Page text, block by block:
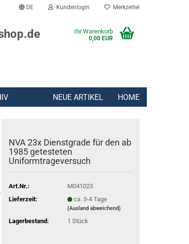
DE Kundenlogin Merkzettel
Ihr Warenkorb
0,00 EUR
NEUE ARTIKEL HOME
NVA 23x Dienstgrade für den ab
1985 getesteten
Uniformtrageversuch
Art.Nr.:
M041023
Lieferzeit:
ca. 3-4 Tage
(Ausland abweichend)
Lagerbestand: 1Stück